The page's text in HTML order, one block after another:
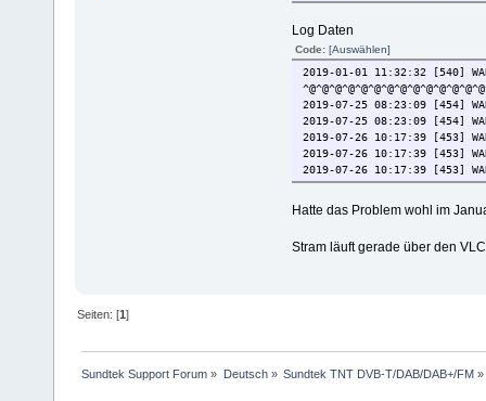
Log Daten
Code: [Auswählen]
2019-01-01 11:32:32 [540]
2019-07-25 08:23:09 [454]
2019-07-25 08:23:09 [454]
2019-07-26 10:17:39 [453]
2019-07-26 10:17:39 [453]
2019-07-26 10:17:39 [453]
Hatte das Problem wohl im
Stram läuft gerade über den
Seiten: [1]
Sundtek Support Forum » Deutsch» Sundtek TNT DVB-T/DAB/DAB+/FM»